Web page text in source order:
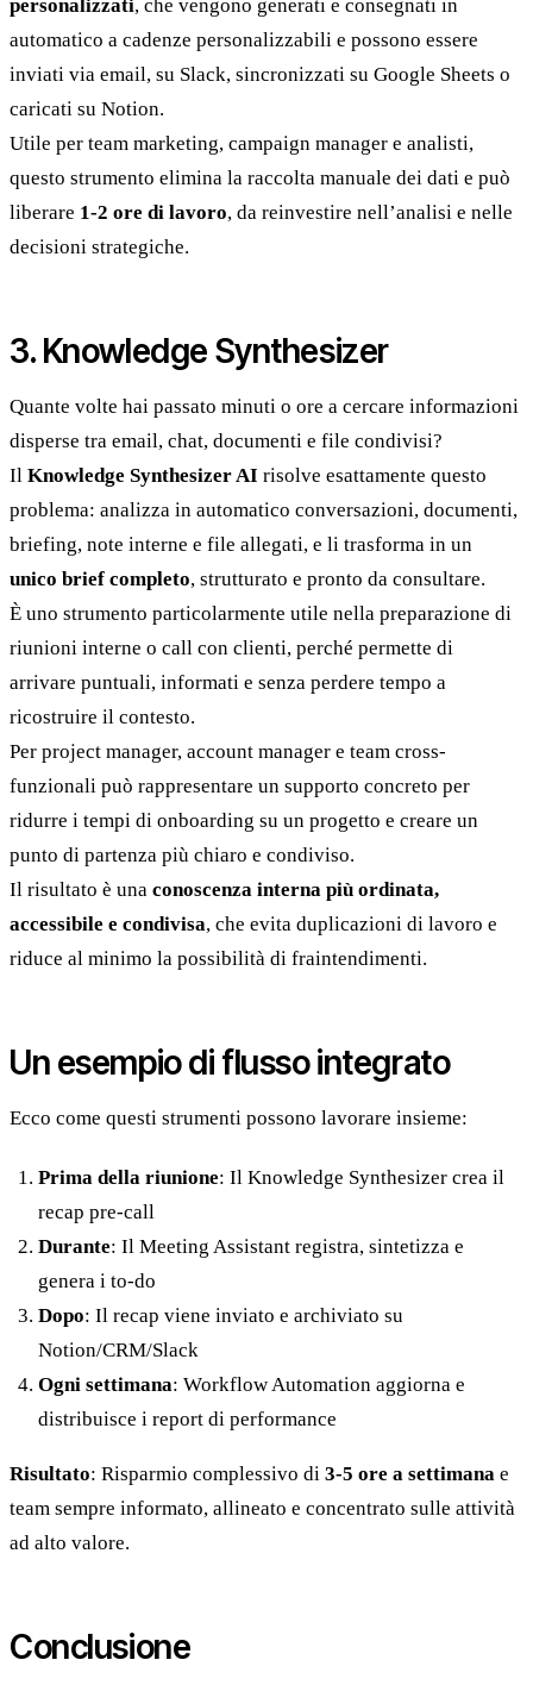
personalizzati, che vengono generati e consegnati in
automatico a cadenze personalizzabili e possono essere
inviati via email, su Slack, sincronizzati su Google Sheets o
caricati su Notion.
Utile per team marketing, campaign manager e analisti,
questo strumento elimina la raccolta manuale dei dati e può
liberare 1-2 ore di lavoro, da reinvestire nell’analisi e nelle
decisioni strategiche.
3. Knowledge Synthesizer
Quante volte hai passato minuti o ore a cercare informazioni
disperse tra email, chat, documenti e file condivisi?
Il Knowledge Synthesizer AI risolve esattamente questo
problema: analizza in automatico conversazioni, documenti,
briefing, note interne e file allegati, e li trasforma in un
unico brief completo, strutturato e pronto da consultare.
È uno strumento particolarmente utile nella preparazione di
riunioni interne o call con clienti, perché permette di
arrivare puntuali, informati e senza perdere tempo a
ricostruire il contesto.
Per project manager, account manager e team cross-
funzionali può rappresentare un supporto concreto per
ridurre i tempi di onboarding su un progetto e creare un
punto di partenza più chiaro e condiviso.
Il risultato è una conoscenza interna più ordinata,
accessibile e condivisa, che evita duplicazioni di lavoro e
riduce al minimo la possibilità di fraintendimenti.
Un esempio di flusso integrato
Ecco come questi strumenti possono lavorare insieme:
Prima della riunione: Il Knowledge Synthesizer crea il
recap pre-call
Durante: Il Meeting Assistant registra, sintetizza e
genera i to-do
Dopo: Il recap viene inviato e archiviato su
Notion/CRM/Slack
Ogni settimana: Workflow Automation aggiorna e
distribuisce i report di performance
Risultato: Risparmio complessivo di 3-5 ore a settimana e
team sempre informato, allineato e concentrato sulle attività
ad alto valore.
Conclusione